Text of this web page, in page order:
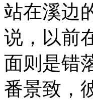
站在溪边
说，以前
面则是错
番景致，